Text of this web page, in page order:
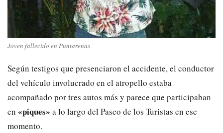
Joven fallecido en Puntarenas
Según testigos que presenciaron el accidente, el conductor
del vehículo involucrado en el atropello estaba
acompañado por tres autos más y parece que participaban
en «piques» a lo largo del Paseo de los Turistas en ese
momento.